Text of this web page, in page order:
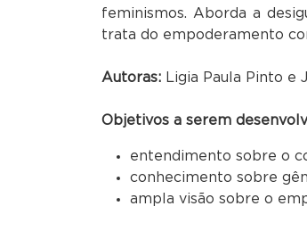
feminismos. Aborda a
trata do empoderamento
Autoras: Ligia Paula Pinto e
Objetivos a serem
entendimento sobre o
conhecimento sobre
ampla visão sobre o